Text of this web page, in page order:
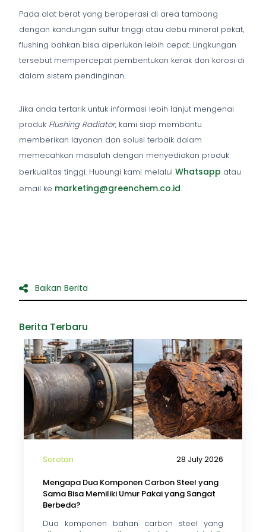
Pada alat berat yang beroperasi di area tambang
dengan kandungan sulfur tinggi atau debu mineral pekat,
flushing bahkan bisa diperlukan lebih cepat. Lingkungan
tersebut mempercepat pembentukan kerak dan korosi di
dalam sistem pendinginan.
Jika anda tertarik untuk informasi lebih lanjut mengenai
produk Flushing Radiator, kami siap membantu
memberikan layanan dan solusi terbaik dalam
memecahkan masalah dengan menyediakan produk
berkualitas tinggi. Hubungi kami melalui Whatsapp atau
email ke marketing@greenchem.co.id.
Baikan Berita
Berita Terbaru
Sorotan 28 July 2026
Mengapa Dua Komponen Carbon Steel yang
Sama Bisa Memiliki Umur Pakai yang Sangat
Berbeda?
Dua komponen bahan carbon steel yang